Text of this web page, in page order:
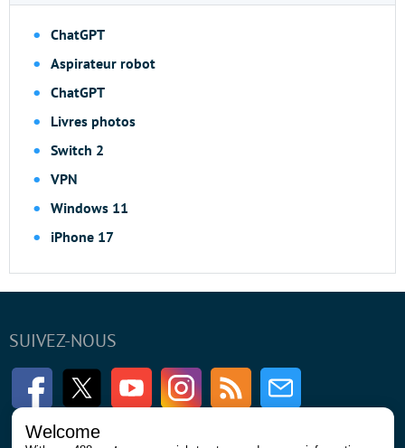
ChatGPT
Aspirateur robot
ChatGPT
Livres photos
Switch 2
VPN
Windows 11
iPhone 17
SUIVEZ-NOUS
FacebookTwitter Youtube InstagramRSS Newsletter
Welcome